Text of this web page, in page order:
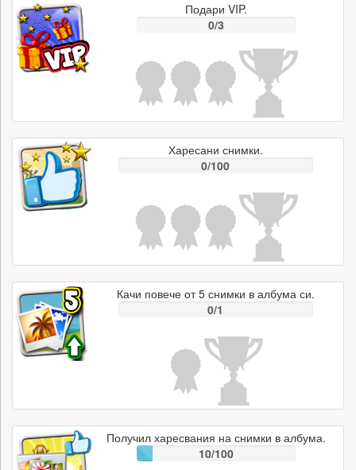
Подари VIP.
0/3
Харесани снимки.
0/100
Качи повече от 5 снимки в албума си.
0/1
Получил харесвания на снимки в албума.
10/100